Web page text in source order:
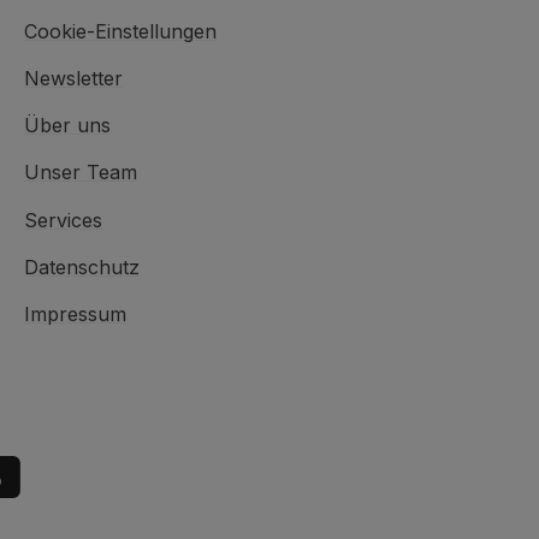
Cookie-Einstellungen
Newsletter
Über uns
Unser Team
Services
Datenschutz
Impressum